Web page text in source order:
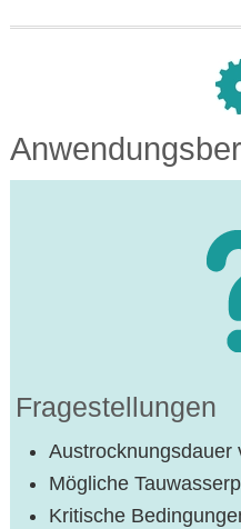
Fragestellungen
Austrocknungsdauer
Mögliche
Kritische